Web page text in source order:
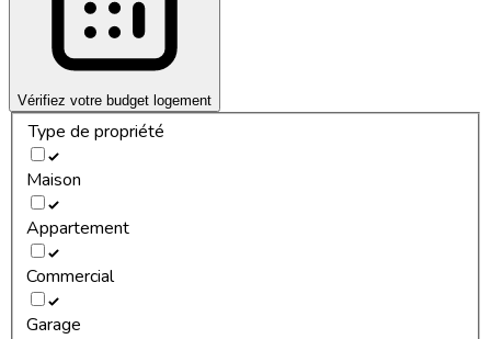
Vérifiez votre budget logement
Type de propriété
Maison
Appartement
Commercial
Garage